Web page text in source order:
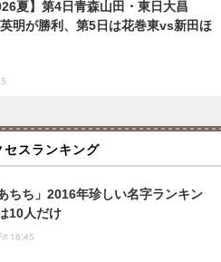
夏】第4日青森山田・東日大昌
明が勝利、第5日は花巻東vs新田ほ
セスランキング
ちち」2016年珍しい名字ランキン
10人だけ
16:45